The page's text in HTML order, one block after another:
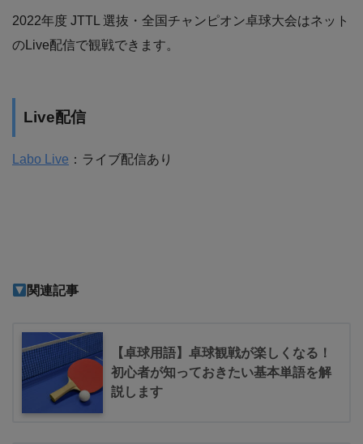
2022年度 JTTL 選抜・全国チャンピオン卓球大会はネット
のLive配信で観戦できます。
Live配信
Labo Live ：ライブ配信あり
関連記事
【卓球用語】卓球観戦が楽しくなる！
初心者が知っておきたい基本単語を解
説します